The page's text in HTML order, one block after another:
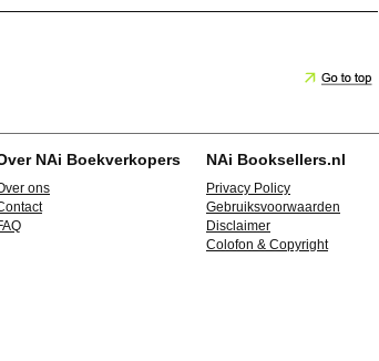
NAi Boekverkopers
ons
NAi Booksellers.nl
Privacy Policy
Gebruiksvoorwaarden
Disclaimer
Colofon & Copyright